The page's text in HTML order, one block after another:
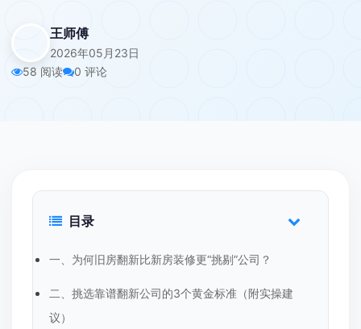
王师傅
2026年05月23日
58 阅读
0 评论
目录
一、为何旧房翻新比新房装修更“挑剔”公司？
二、挑选靠谱翻新公司的3个黄金标准（附实操建
议）